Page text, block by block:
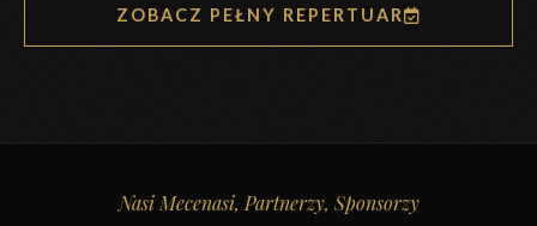
ZOBACZ PEŁNY REPERTUAR
Nasi Mecenasi, Partnerzy, Sponsorzy